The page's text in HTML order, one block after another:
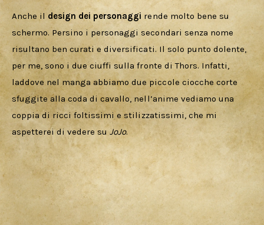
Anche il design dei personaggi rende molto bene su
schermo. Persino i personaggi secondari senza nome
risultano ben curati e diversificati. Il solo punto dolente,
per me, sono i due ciuffi sulla fronte di Thors. Infatti,
laddove nel manga abbiamo due piccole ciocche corte
sfuggite alla coda di cavallo, nell’anime vediamo una
coppia di ricci foltissimi e stilizzatissimi, che mi
aspetterei di vedere su JoJo.